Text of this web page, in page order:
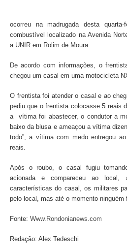
ocorreu na madrugada desta
combustível localizado na Avenida
a UNIR em Rolim de Moura.
De acordo com informações, o
chegou um casal em uma motocicleta
O frentista foi atender o casal e ao
pediu que o frentista colocasse 5 reais
a vítima foi abastecer, o condutor a
baixo da blusa e ameaçou a vítima
todo”, a vítima com medo entregou
reais.
Após o roubo, o casal fugiu
acionada e compareceu ao
características do casal, os militares
pelo local, mas até o momento ninguém
Fonte: Www.Rondonianews.com
Redação: Alex Tedeschi